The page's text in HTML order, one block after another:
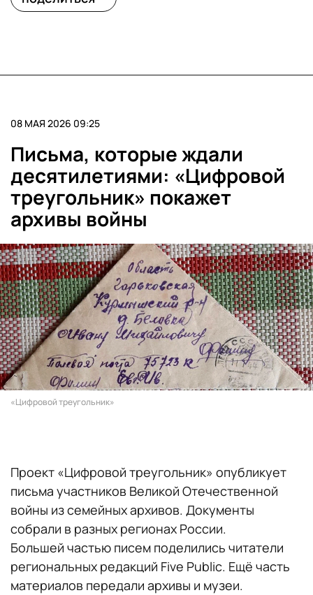
08 МАЯ 2026 09:25
Письма, которые ждали
десятилетиями: «Цифровой
треугольник» покажет
архивы войны
«Цифровой треугольник»
Проект «Цифровой треугольник» опубликует
письма участников Великой Отечественной
войны из семейных архивов. Документы
собрали в разных регионах России.
Большей частью писем поделились читатели
региональных редакций Five Public. Ещё часть
материалов передали архивы и музеи.